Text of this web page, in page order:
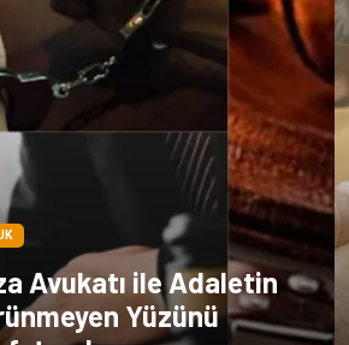
Avukatı ile Adaletin
Yüzünü